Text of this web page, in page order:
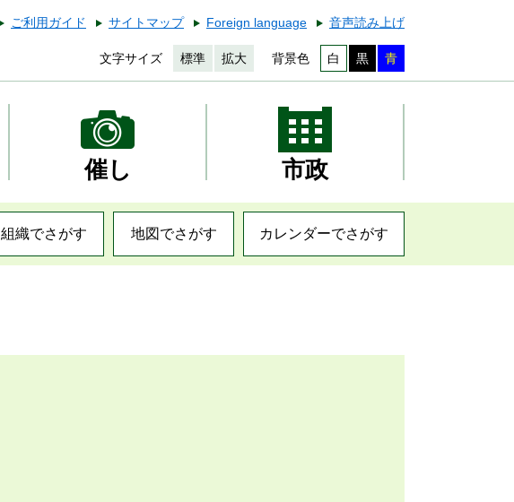
ご利用ガイド サイトマップ Foreign language 音声読み上げ
文字サイズ 標準 拡大 背景色 白 黒 青
催し 市政
組織でさがす 地図でさがす カレンダーでさがす